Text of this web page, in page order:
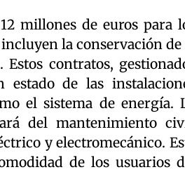
millones de euros para
la conservación de
contratos,
de las
el sistema de energía.
del mantenimiento
y electromecánico.
de los usuarios